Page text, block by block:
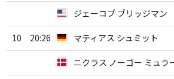
ジェーコブ ブリッジマン
10 20:26 マティアス シュミット
ニクラス ノーゴー ミュラ